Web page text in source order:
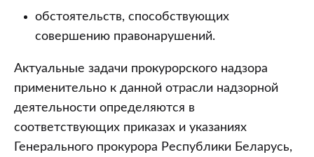
обстоятельств, способствующих
совершению правонарушений.
Актуальные задачи прокурорского надзора
применительно к данной отрасли надзорной
деятельности определяются в
соответствующих приказах и указаниях
Генерального прокурора Республики Беларусь,